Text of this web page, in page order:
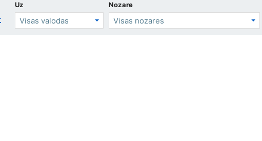
Uz
Nozare